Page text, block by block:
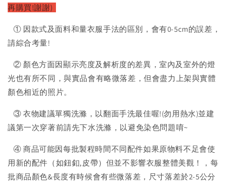
再購買!謝謝)
① 因款式及面料和量衣服手法的區別，會有0-5cm的誤差，
請綜合考量!
② 顏色方面因顯示亮度及解析度的差異，室內及室外的燈
光也有所不同，與實品會有略微落差，但會盡力上架與實體
顏色相近的照片。
③ 衣物建議單獨洗滌，以翻面手洗最佳喔!(勿用熱水)並建
議第一次穿著前請先下水洗滌，以避免染色問題唷~
④ 商品可能因每批製程時間不同配件如果原物料不足會使
用新的配件（如鈕釦,皮帶）但並不影響衣服整體美觀！，每
批商品顏色&長度有時候會有些微落差，尺寸落差於2-5公分